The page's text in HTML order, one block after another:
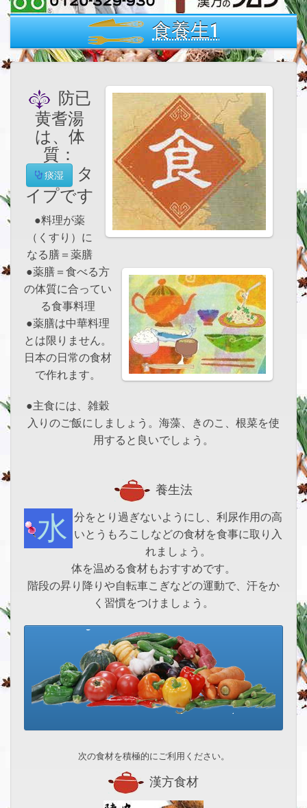
食養生1
防已
黄耆湯
は、体
質：
痰湿
タ
イプです
●料理が薬
（くすり）に
なる膳＝薬膳
●薬膳＝食べる方
の体質に合ってい
る食事料理
●薬膳は中華料理
とは限りません。
日本の日常の食材
で作れます。
●主食には、雑穀
入りのご飯にしましょう。海藻、きのこ、根菜を使
用すると良いでしょう。
養生法
水分をとり過ぎないようにし、利尿作用の高
いとうもろこしなどの食材を食事に取り入
れましょう。
体を温める食材もおすすめです。
階段の昇り降りや自転車こぎなどの運動で、汗をか
く習慣をつけましょう。
次の食材を積極的にご利用ください。
漢方食材